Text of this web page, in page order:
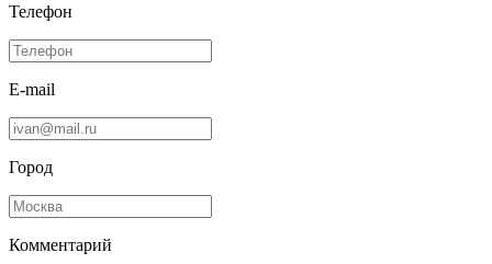
Телефон
E-mail
Город
Комментарий